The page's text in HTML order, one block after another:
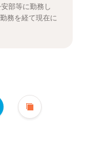
部等に勤務し
務を経て現在に